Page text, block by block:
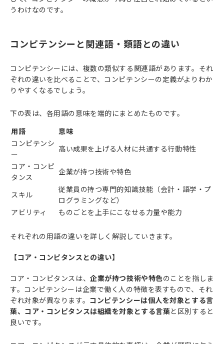
うわけなのです。
コンピテンシーと関連語・類語との違い
コンピテンシーには、複数の類似する関連語があります。それ
ぞれの違いを比べることで、コンピテンシーの定義がよりわか
りやすくなるでしょう。
下の表は、各用語の意味を端的にまとめたものです。
用語
意味
コンピテンシ
ー
高い成果を上げる人材に共通する行動特性
コア・コンピ
タンス
企業が持つ技術や特色
スキル
従業員の持つ専門的知識技能（会計・語学・プ
ログラミングなど）
アビリティ
ものごとを上手にこなせる力量や能力
それぞれの用語の違いを詳しく解説していきます。
【コア・コンピタンスとの違い】
コア・コンピタンスは、企業が持つ技術や特色のことを指しま
す。コンピテンシーは企業で働く人の特徴を表すもので、それ
ぞれ対象が異なります。 コンピテンシーは個人を対象とする言
葉、コア・コンピタンスは組織を対象とする言葉と区別すると
良いです。